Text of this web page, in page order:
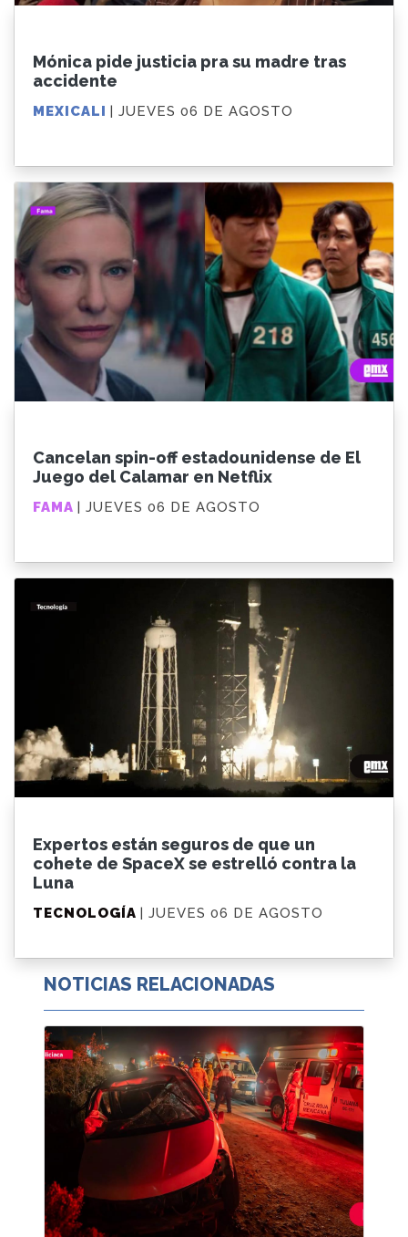
Mónica pide justicia pra su madre tras
accidente
MEXICALI | JUEVES 06 DE AGOSTO
Cancelan spin-off estadounidense de El
Juego del Calamar en Netflix
FAMA | JUEVES 06 DE AGOSTO
Expertos están seguros de que un
cohete de SpaceX se estrelló contra la
Luna
TECNOLOGÍA | JUEVES 06 DE AGOSTO
NOTICIAS RELACIONADAS